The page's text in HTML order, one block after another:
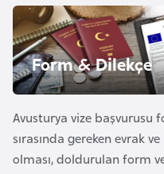
y
a
V
i
z
e
İ
ş
Form & Dilekçe
Avusturya vize başvurusu
sırasında gereken evrak
olması, doldurulan form
A
v
u
t
u
r